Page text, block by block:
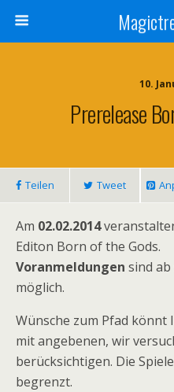
10.
Prerelease
Teilen Tweet
Am 02.02.2014
Editon Born of the Gods.
Voranmeldungen sind
möglich.
Wünsche zum Pfad
mit angebenen, wir
berücksichtigen. Die
begrenzt.